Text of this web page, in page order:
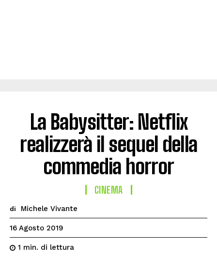
La Babysitter: Netflix
realizzerà il sequel della
commedia horror
CINEMA
di Michele Vivante
16 Agosto 2019
1 min. di lettura